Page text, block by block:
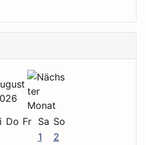
Do Fr Sa So
1
2